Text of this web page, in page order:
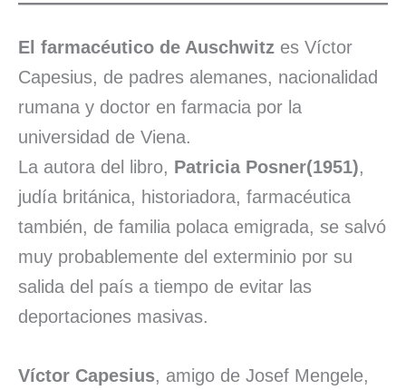
El farmacéutico de Auschwitz es Víctor
Capesius, de padres alemanes, nacionalidad
rumana y doctor en farmacia por la
universidad de Viena.
La autora del libro, Patricia Posner(1951),
judía británica, historiadora, farmacéutica
también, de familia polaca emigrada, se salvó
muy probablemente del exterminio por su
salida del país a tiempo de evitar las
deportaciones masivas.
Víctor Capesius, amigo de Josef Mengele,